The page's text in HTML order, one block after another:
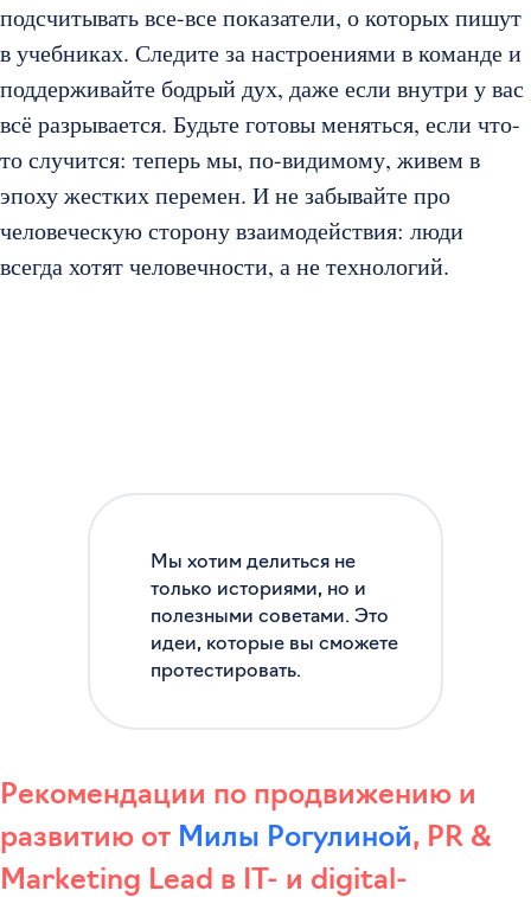
подсчитывать все-все показатели, о которых пишут
в учебниках. Следите за настроениями в команде и
поддерживайте бодрый дух, даже если внутри у вас
всё разрывается. Будьте готовы меняться, если что-
то случится: теперь мы, по-видимому, живем в
эпоху жестких перемен. И не забывайте про
человеческую сторону взаимодействия: люди
всегда хотят человечности, а не технологий.
Мы хотим делиться не
только историями, но и
полезными советами. Это
идеи, которые вы сможете
протестировать.
Рекомендации по продвижению и
развитию от Милы Рогулиной, PR &
Marketing Lead в IT- и digital-